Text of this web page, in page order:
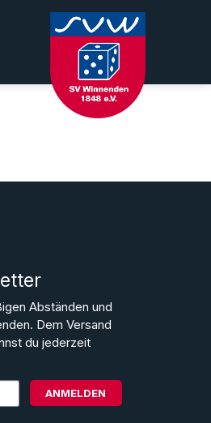
Abständen und
Dem Versand
du jederzeit
ANMELDEN